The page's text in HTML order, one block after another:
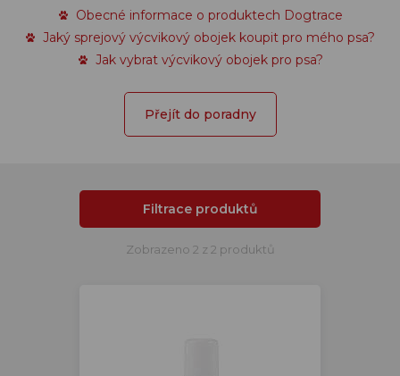
Obecné informace o produktech Dogtrace
Jaký sprejový výcvikový obojek koupit pro mého psa?
Jak vybrat výcvikový obojek pro psa?
Přejít do poradny
Filtrace produktů
Zobrazeno 2 z 2 produktů